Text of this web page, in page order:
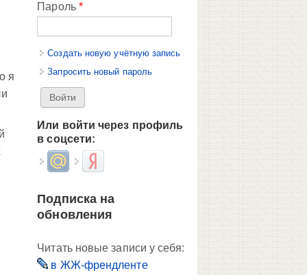
я
Пароль *
Создать новую учётную запись
Запросить новый пароль
Или войти через профиль
в соцсети:
Login with Mail.ruLogin with Яндекс
Подписка на
обновления
Читать новые записи у себя:
в ЖЖ-френдленте